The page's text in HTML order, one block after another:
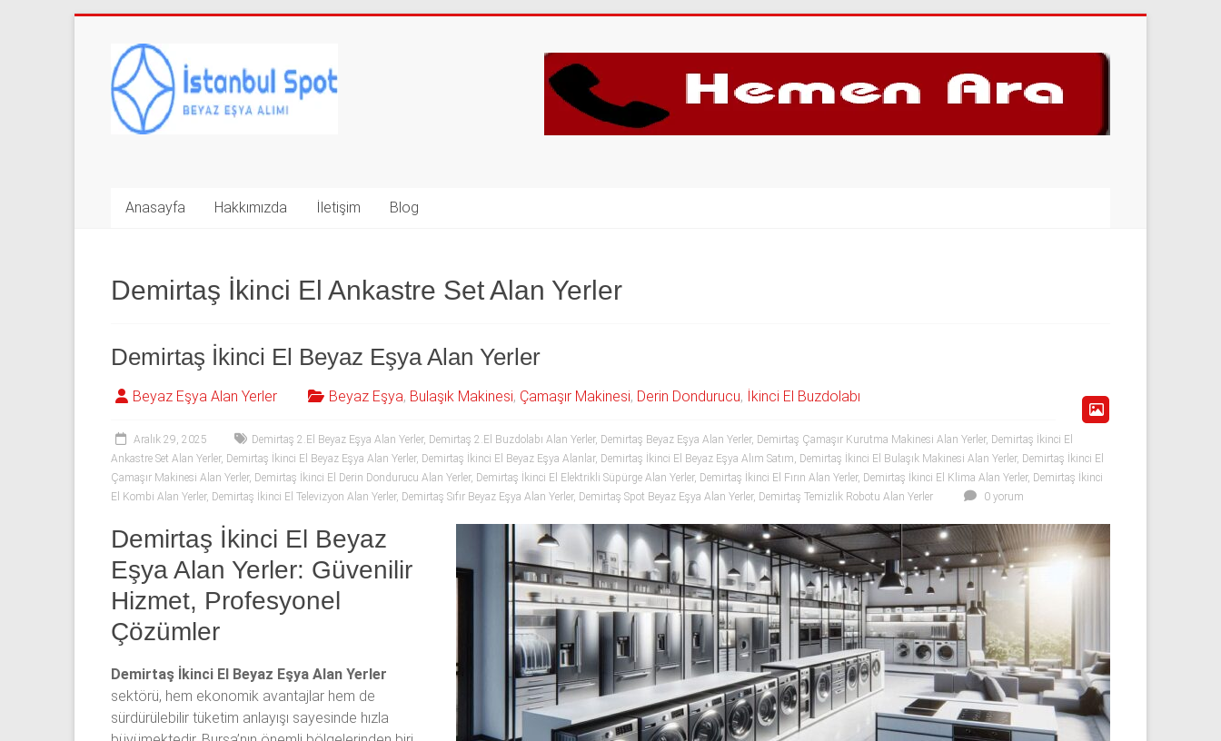
contentİkinci
El
Beyaz
Alan
|
0
543
53
50
İkinci
el
eşya
olarak
buzdolabı,
çamaşır
makinesi,
makinesi,
derin
dondurucu,
Anasayfa Hakkımızda İletişim Blog
Demirtaş İkinci El Ankastre Set Alan Yerler
Demirtaş İkinci El Beyaz Eşya Alan Yerler
Beyaz Eşya Alan Yerler Beyaz Eşya, Bulaşık Makinesi, Çamaşır Makinesi, Derin Dondurucu, İkinci El Buzdolabı
Aralık 29, 2025 Demirtaş 2.El Beyaz Eşya Alan Yerler, Demirtaş 2.El Buzdolabı Alan Yerler, Demirtaş Beyaz Eşya Alan Yerler, Demirtaş Çamaşır Kurutma Makinesi Alan Yerler, Demirtaş İkinci El
Ankastre Set Alan Yerler, Demirtaş İkinci El Beyaz Eşya Alan Yerler, Demirtaş İkinci El Beyaz Eşya Alanlar, Demirtaş İkinci El Beyaz Eşya Alım Satım, Demirtaş İkinci El Bulaşık Makinesi Alan Yerler, Demirtaş İkinci El
Çamaşır Makinesi Alan Yerler, Demirtaş İkinci El Derin Dondurucu Alan Yerler, Demirtaş İkinci El Elektrikli Süpürge Alan Yerler, Demirtaş İkinci El Fırın Alan Yerler, Demirtaş İkinci El Klima Alan Yerler, Demirtaş İkinci
El Kombi Alan Yerler, Demirtaş İkinci El Televizyon Alan Yerler, Demirtaş Sıfır Beyaz Eşya Alan Yerler, Demirtaş Spot Beyaz Eşya Alan Yerler, Demirtaş Temizlik Robotu Alan Yerler 0 yorum
Demirtaş İkinci El Beyaz
Eşya Alan Yerler: Güvenilir
Hizmet, Profesyonel
Çözümler
Demirtaş İkinci El Beyaz Eşya Alan Yerler
sektörü, hem ekonomik avantajlar hem de
sürdürülebilir tüketim anlayışı sayesinde hızla